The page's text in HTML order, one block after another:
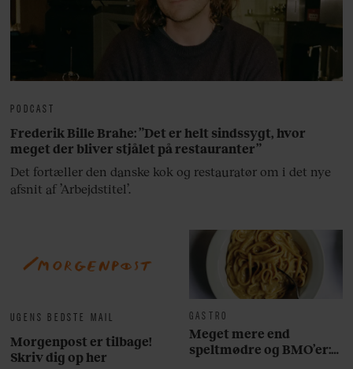
UGENS BEDSTE MAIL
Morgenpost er tilbage!
Skriv dig op her
GASTRO
Meget mere end
speltmødre og BMO’er:
PODCAST
Frederik Bille Brahe: ”Det er helt sindssygt, hvor
meget der bliver stjålet på restauranter”
Det fortæller den danske kok og restauratør om i det nye
afsnit af ’Arbejdstitel’.